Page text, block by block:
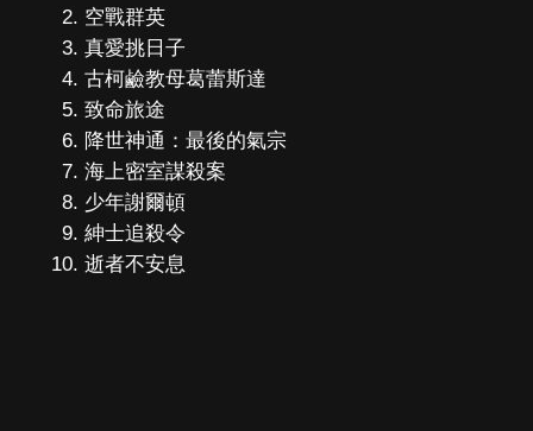
空戰群英
真愛挑日子
古柯鹼教母葛蕾斯達
致命旅途
降世神通：最後的氣宗
海上密室謀殺案
少年謝爾頓
紳士追殺令
逝者不安息